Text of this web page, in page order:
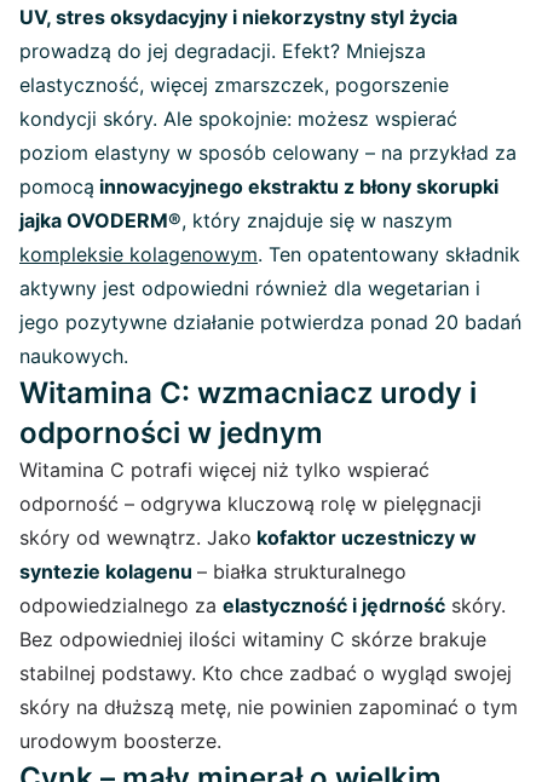
UV, stres oksydacyjny i niekorzystny styl życia
prowadzą do jej degradacji. Efekt? Mniejsza
elastyczność, więcej zmarszczek, pogorszenie
kondycji skóry. Ale spokojnie: możesz wspierać
poziom elastyny w sposób celowany – na przykład za
pomocą innowacyjnego ekstraktu z błony skorupki
jajka OVODERM®, który znajduje się w naszym
kompleksie kolagenowym. Ten opatentowany składnik
aktywny jest odpowiedni również dla wegetarian i
jego pozytywne działanie potwierdza ponad 20 badań
naukowych.
Witamina C: wzmacniacz urody i
odporności w jednym
Witamina C potrafi więcej niż tylko wspierać
odporność – odgrywa kluczową rolę w pielęgnacji
skóry od wewnątrz. Jako kofaktor uczestniczy w
syntezie kolagenu – białka strukturalnego
odpowiedzialnego za elastyczność i jędrność skóry.
Bez odpowiedniej ilości witaminy C skórze brakuje
stabilnej podstawy. Kto chce zadbać o wygląd swojej
skóry na dłuższą metę, nie powinien zapominać o tym
urodowym boosterze.